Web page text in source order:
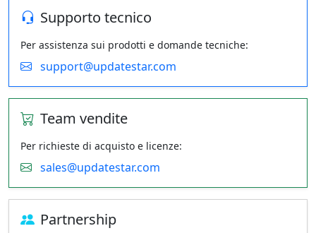
Supporto tecnico
Per assistenza sui prodotti e domande tecniche:
support@updatestar.com
Team vendite
Per richieste di acquisto e licenze:
sales@updatestar.com
Partnership